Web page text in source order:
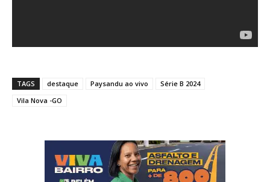
TAGS destaque Paysandu ao vivo
Série B 2024
Vila Nova -GO